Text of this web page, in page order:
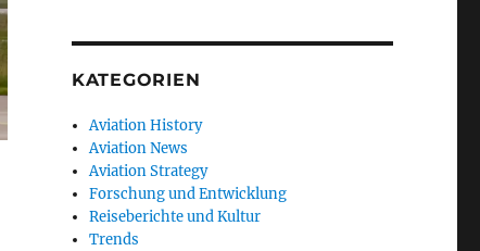
KATEGORIEN
Aviation History
Aviation News
Aviation Strategy
Forschung und Entwicklung
Reiseberichte und Kultur
Trends